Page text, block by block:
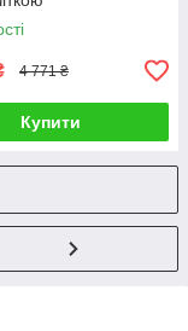
4 771 ₴
Купити